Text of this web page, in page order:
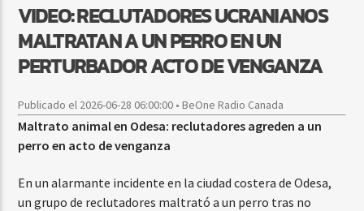
VIDEO: RECLUTADORES UCRANIANOS
MALTRATAN A UN PERRO EN UN
PERTURBADOR ACTO DE VENGANZA
Publicado el 2026-06-28 06:00:00 • BeOne Radio Canada
Maltrato animal en Odesa: reclutadores agreden a un
perro en acto de venganza
En un alarmante incidente en la ciudad costera de Odesa,
un grupo de reclutadores maltrató a un perro tras no